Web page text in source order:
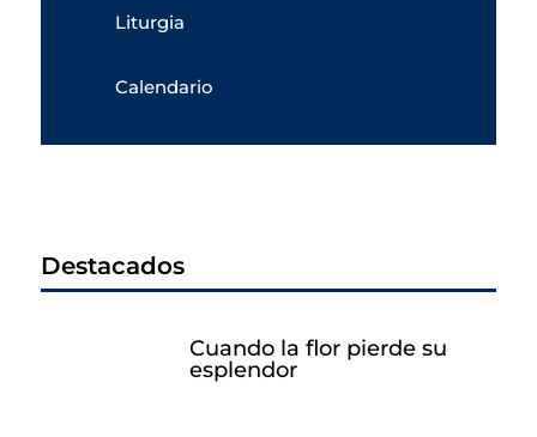
Liturgia
Calendario
Destacados
Cuando la flor pierde su
esplendor